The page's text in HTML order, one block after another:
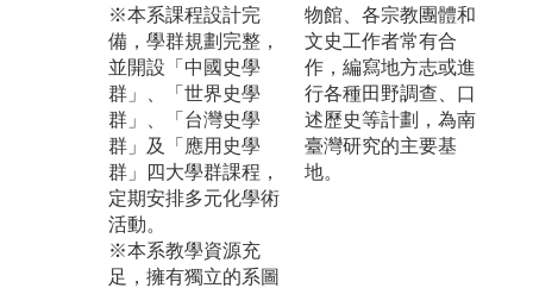
※本系課程設計完
備，學群規劃完整，
並開設「中國史學
群」、「世界史學
群」、「台灣史學
群」及「應用史學
群」四大學群課程，
定期安排多元化學術
活動。
※本系教學資源充
足，擁有獨立的系圖
物館、各宗教團體和
文史工作者常有合
作，編寫地方志或進
行各種田野調查、口
述歷史等計劃，為南
臺灣研究的主要基
地。